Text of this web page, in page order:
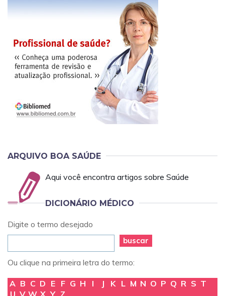
ARQUIVO BOA SAÚDE
Aqui você encontra artigos sobre Saúde
DICIONÁRIO MÉDICO
Digite o termo desejado
buscar
Ou clique na primeira letra do termo:
A B C D E F G H I J K L M N O P Q R S T
U V W X Y Z